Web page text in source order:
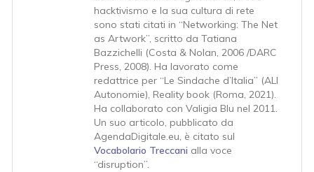
hacktivismo e la sua cultura di rete
sono stati citati in “Networking: The Net
as Artwork”, scritto da Tatiana
Bazzichelli (Costa & Nolan, 2006 /DARC
Press, 2008). Ha lavorato come
redattrice per “Le Sindache d’Italia” (ALI
Autonomie), Reality book (Roma, 2021).
Ha collaborato con Valigia Blu nel 2011.
Un suo articolo, pubblicato da
AgendaDigitale.eu, è citato sul
Vocabolario Treccani alla voce
“disruption”.